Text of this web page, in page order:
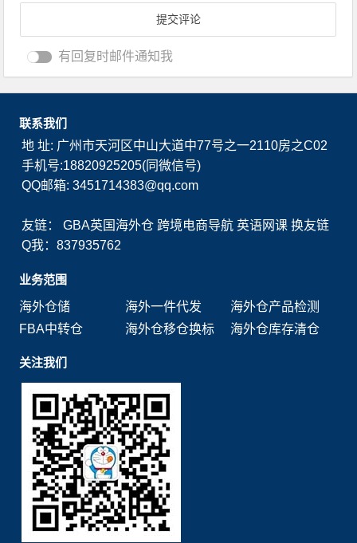
有回复时邮件通知我
联系我们
地 址: 广州市天河区中山大道中77号之一2110房之C02
手机号:18820925205(同微信号)
QQ邮箱: 3451714383@qq.com
友链：GBA英国海外仓 跨境电商导航 英语网课 换友链
Q我：837935762
业务范围
海外仓储
海外一件代发
海外仓产品检测
FBA中转仓
海外仓移仓换标 海外仓库存清仓
关注我们